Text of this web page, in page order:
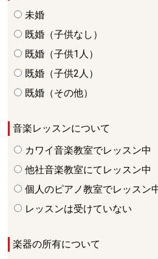
未婚
既婚（子供なし）
既婚（子供1人）
既婚（子供2人）
既婚（その他）
音楽レッスンについて
カワイ音楽教室でレッスン中
他社音楽教室にてレッスン中
個人のピアノ教室でレッスン
レッスンは受けていない
楽器の所有について